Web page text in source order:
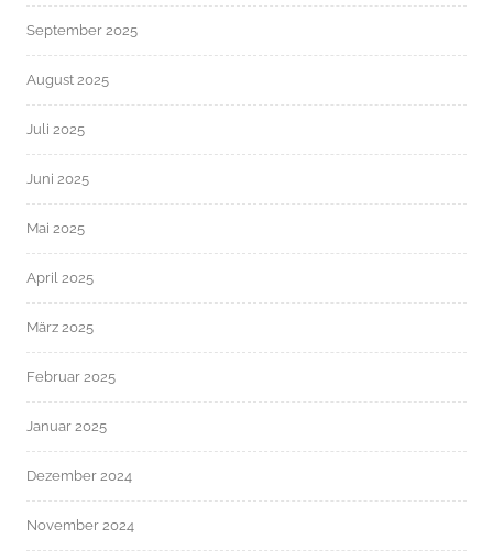
September 2025
August 2025
Juli 2025
Juni 2025
Mai 2025
April 2025
März 2025
Februar 2025
Januar 2025
Dezember 2024
November 2024